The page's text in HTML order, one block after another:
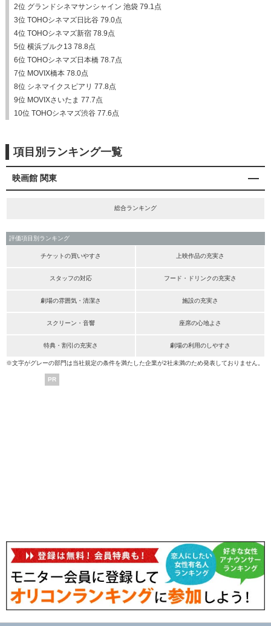
2位 グランドシネマサンシャイン 池袋 79.1点
3位 TOHOシネマズ日比谷 79.0点
4位 TOHOシネマズ新宿 78.9点
5位 横浜ブルク13 78.8点
6位 TOHOシネマズ日本橋 78.7点
7位 MOVIX橋本 78.0点
8位 シネマイクスピアリ 77.8点
9位 MOVIXさいたま 77.7点
10位 TOHOシネマズ渋谷 77.6点
項目別ランキング一覧
映画館 関東
総合ランキング
評価項目別ランキング
チケットの買いやすさ 上映作品の充実さ
スタッフの対応 フード・ドリンクの充実さ
劇場の雰囲気・清潔さ 施設の充実さ
スクリーン・音響 座席の心地よさ
特典・割引の充実さ 劇場の利用のしやすさ
※文字がグレーの部門は当社規定の条件を満たした企業が2社未満のため発表しておりません。
PR